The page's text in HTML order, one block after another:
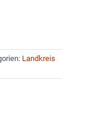
Landkreis